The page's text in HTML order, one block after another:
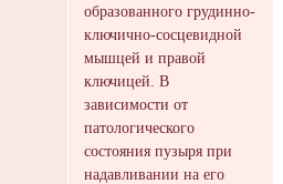
образованного грудинно-
ключично-сосцевидной
мышцей и правой
ключицей. В
зависимости от
патологического
состояния пузыря при
надавливании на его